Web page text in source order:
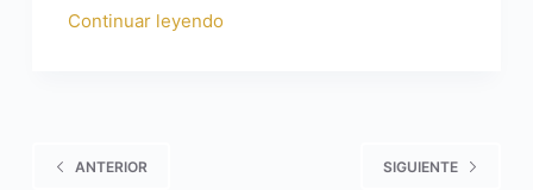
Continuar leyendo
ANTERIOR SIGUIENTE